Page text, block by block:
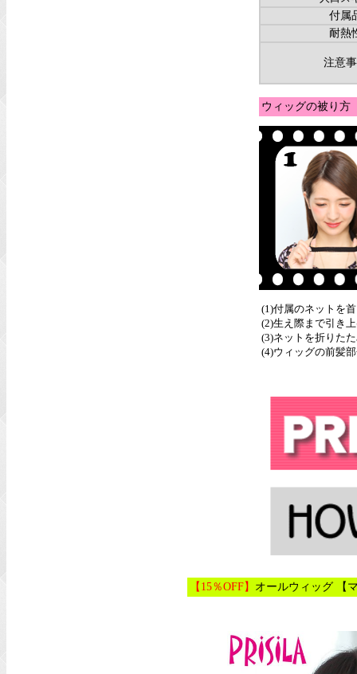
付属
耐熱
注意
ウィッグの被り方
(1)付属のネットを
(2)生え際まで引き
(3)ネットを折りた
(4)ウィッグの前髪
【15％OFF】 オールウィッグ 【